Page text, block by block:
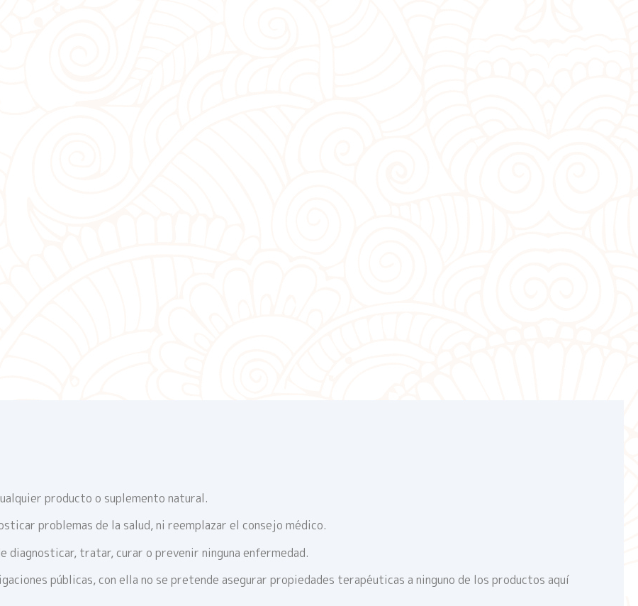
producto o suplemento natural.
problemas de la salud, ni reemplazar el consejo médico.
tratar, curar o prevenir ninguna enfermedad.
públicas, con ella no se pretende asegurar propiedades terapéuticas a ninguno de los productos aquí